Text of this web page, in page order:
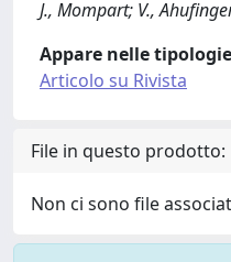
J., Mompart; V.,
Appare nelle
Articolo su Rivista
File in questo prodotto:
Non ci sono file